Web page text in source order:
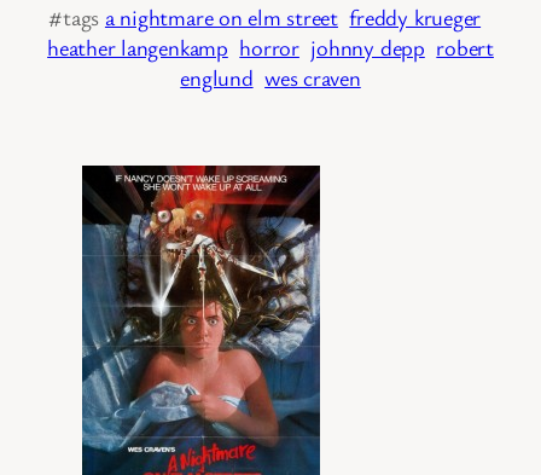
#tags a nightmare on elm street freddy krueger
heather langenkamp horror johnny depp robert
englund wes craven